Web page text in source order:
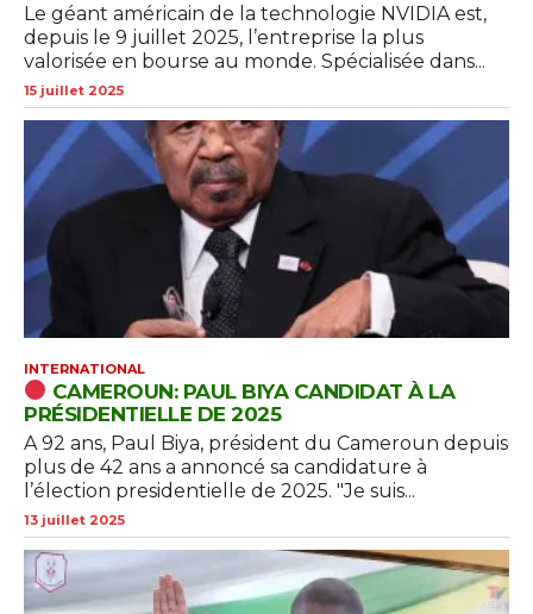
Le géant américain de la technologie NVIDIA est,
depuis le 9 juillet 2025, l’entreprise la plus
valorisée en bourse au monde. Spécialisée dans...
15 juillet 2025
INTERNATIONAL
CAMEROUN: PAUL BIYA CANDIDAT À LA
PRÉSIDENTIELLE DE 2025
A 92 ans, Paul Biya, président du Cameroun depuis
plus de 42 ans a annoncé sa candidature à
l’élection presidentielle de 2025. "Je suis...
13 juillet 2025